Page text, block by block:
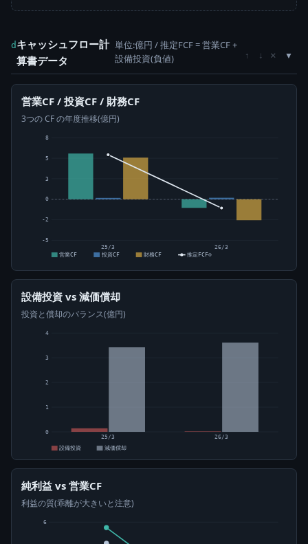
d キャッシュフロー計
算書データ
単位:億円 / 推定FCF = 営業CF +
設備投資(負値)
↑ ↓ ×
営業CF / 投資CF / 財務CF
3つの CF の年度推移(億円)
-5
-2
0
3
5
8
25/3
26/3
営業CF
投資CF 財務CF 推定FCF⊙
設備投資 vs 減価償却
投資と償却のバランス(億円)
0
1
2
3
4
25/3
26/3
設備投資
減価償却
純利益 vs 営業CF
利益の質(乖離が大きいと注意)
6